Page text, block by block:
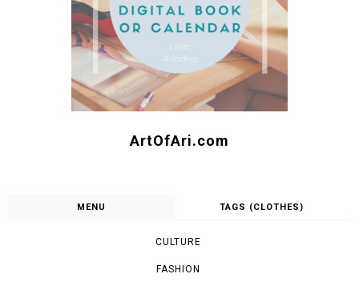
ArtOfAri.com
MENU TAGS (CLOTHES)
CULTURE
FASHION